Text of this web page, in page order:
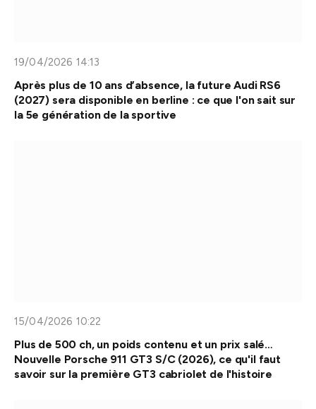
19/04/2026 14:13
Après plus de 10 ans d’absence, la future Audi RS6
(2027) sera disponible en berline : ce que l'on sait sur
la 5e génération de la sportive
15/04/2026 10:22
Plus de 500 ch, un poids contenu et un prix salé…
Nouvelle Porsche 911 GT3 S/C (2026), ce qu'il faut
savoir sur la première GT3 cabriolet de l'histoire